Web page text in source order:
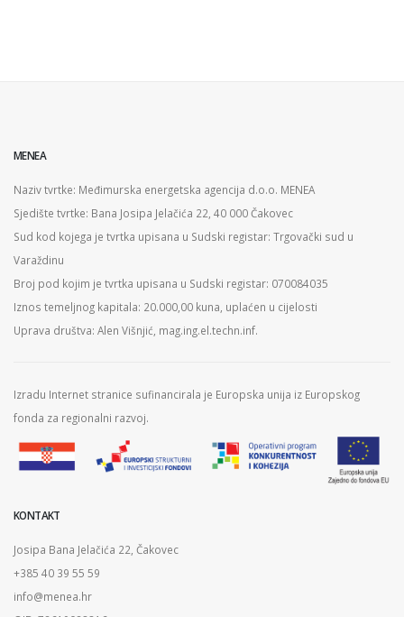
MENEA
Naziv tvrtke: Međimurska energetska agencija d.o.o. MENEA
Sjedište tvrtke: Bana Josipa Jelačića 22, 40 000 Čakovec
Sud kod kojega je tvrtka upisana u Sudski registar: Trgovački sud u
Varaždinu
Broj pod kojim je tvrtka upisana u Sudski registar: 070084035
Iznos temeljnog kapitala: 20.000,00 kuna, uplaćen u cijelosti
Uprava društva: Alen Višnjić, mag.ing.el.techn.inf.
Izradu Internet stranice sufinancirala je Europska unija iz Europskog
fonda za regionalni razvoj.
KONTAKT
Josipa Bana Jelačića 22, Čakovec
+385 40 39 55 59
info@menea.hr